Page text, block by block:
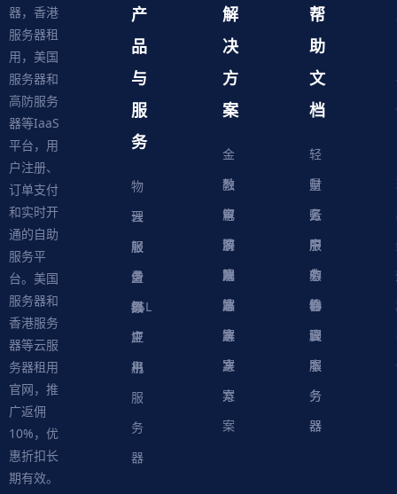
器，香港
服务器租
用，美国
服务器和
高防服务
器等IaaS
平台，用
户注册、
订单支付
和实时开
通的自助
服务平
台。美国
服务器和
香港服务
器等云服
务器租用
官网，推
广返佣
10%，优
惠折扣长
期有效。
产
品
与
服
务
物
理
服
务
器
云
服
务
器
轻
量
级
应
用
服
务
器
虚
拟
主
机
SSL
证
书
解
决
方
案
金
融
解
决
方
案
教
育
解
决
方
案
电
商
解
决
方
案
游
戏
解
决
方
案
网
站
解
决
方
案
帮
助
文
档
轻
量
云
服
务
器
财
务
中
心
账
户
中
心
服
务
协
议
软
件
脚
本
物
理
服
务
器
云
服
务
器